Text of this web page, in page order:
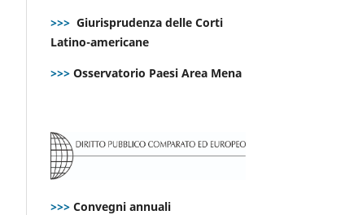
>>> Giurisprudenza delle Corti
Latino-americane
>>> Osservatorio Paesi Area Mena
>>> Convegni annuali